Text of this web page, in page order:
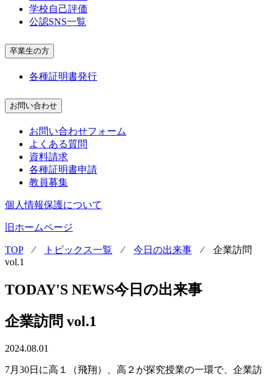
学校自己評価
公認SNS一覧
卒業生の方
各種証明書発行
お問い合わせ
お問い合わせフォーム
よくある質問
資料請求
各種証明書申請
教員募集
個人情報保護について
旧ホームページ
TOP⁄ トピックス一覧 ⁄ 今日の出来事 ⁄ 企業訪問
vol.1
TODAY'S NEWS今日の出来事
企業訪問 vol.1
2024.08.01
7月30日に高１（飛翔）、高２が探究授業の一環で、企業訪